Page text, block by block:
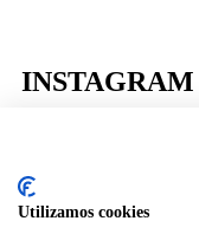
INSTAGRAM
ENLACES
Utilizamos cookies